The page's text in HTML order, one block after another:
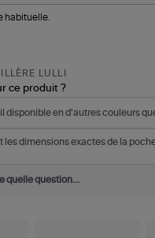
habituelle.
LULLI
ce produit ?
disponible en d'autres couleurs
les dimensions exactes de la